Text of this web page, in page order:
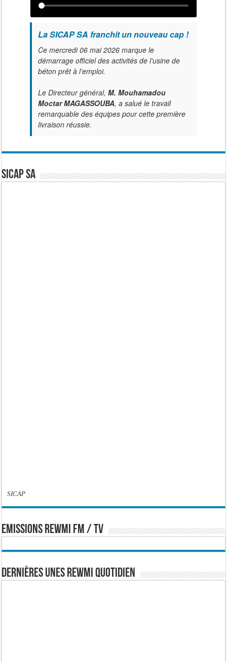
La SICAP SA franchit un nouveau cap !
Ce mercredi 06 mai 2026 marque le
démarrage officiel des activités de l'usine de
béton prêt à l’emploi.
Le Directeur général, M. Mouhamadou
Moctar MAGASSOUBA, a salué le travail
remarquable des équipes pour cette première
livraison réussie.
SICAP SA
SICAP
EMISSIONS REWMI FM / TV
Dernières Unes Rewmi Quotidien